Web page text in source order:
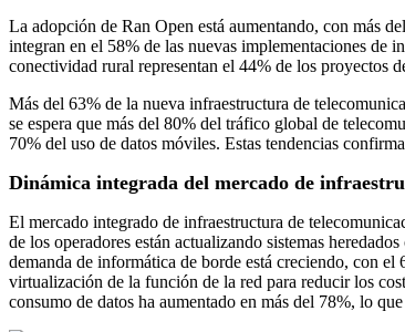
La adopción de Ran Open está aumentando, con más
integran en el 58% de las nuevas implementaciones de
conectividad rural representan el 44% de los proyectos
Más del 63% de la nueva infraestructura de
se espera que más del 80% del tráfico global de
70% del uso de datos móviles. Estas tendencias
Dinámica integrada del mercado de
El mercado integrado de infraestructura de
de los operadores están actualizando sistemas
demanda de informática de borde está creciendo, con el
virtualización de la función de la red para reducir los
consumo de datos ha aumentado en más del 78%, lo